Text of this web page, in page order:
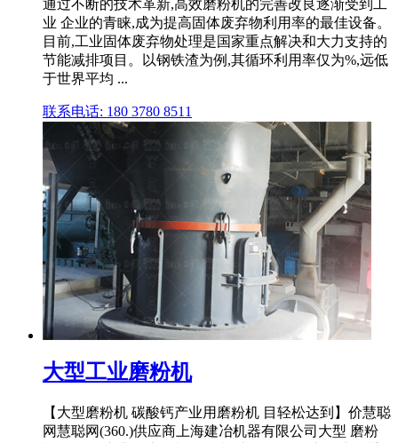
通过不断的技术革新,高效磨粉机的完善改良逐渐受到工
业 企业的青睐,成为提高固体废弃物利用率的最佳设备。
目前,工业固体废弃物处理是国家重点解决和大力支持的
节能减排项目。以钢铁渣为例,其循环利用率仅为%,远低
于世界平均 ...
联系电话: 180 3780 8511
大型工业磨粉机
【大型磨粉机 碳酸钙产业用磨粉机 目轻松达到】价慧聪
网慧聪网(360.)供应商上海建冶机器有限公司大型 磨粉